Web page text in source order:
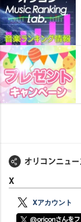
X
Xアカウント